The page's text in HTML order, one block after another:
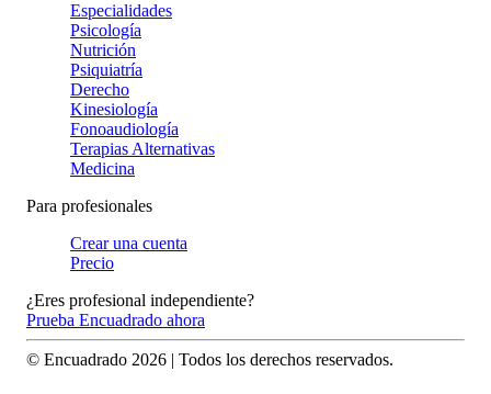
Especialidades
Psicología
Nutrición
Psiquiatría
Derecho
Kinesiología
Fonoaudiología
Terapias Alternativas
Medicina
Para profesionales
Crear una cuenta
Precio
¿Eres profesional independiente?
Prueba Encuadrado ahora
© Encuadrado 2026 | Todos los derechos reservados.